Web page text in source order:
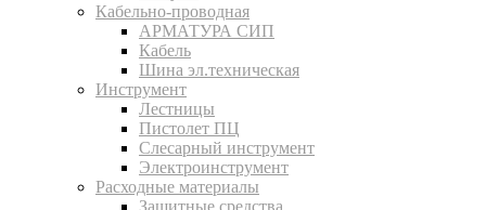
Кабельно-проводная
АРМАТУРА СИП
Кабель
Шина эл.техническая
Инструмент
Лестницы
Пистолет ПЦ
Слесарный инструмент
Электроинструмент
Расходные материалы
Защитные средства